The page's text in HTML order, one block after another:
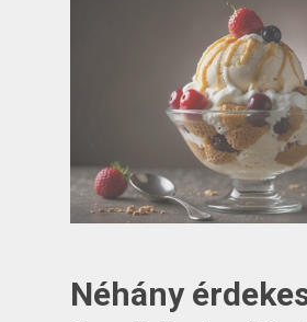
Néhány